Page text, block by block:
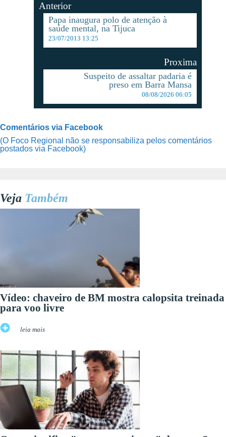
Anterior
Papa inaugura polo de atenção à
saúde mental, na Tijuca
23/07/2013 13:25
Proxima
Suspeito de assaltar padaria é
preso em Barra Mansa
08/08/2026 06:05
Comentários via Facebook
(O Foco Regional não se responsabiliza pelos comentários
postados via Facebook)
Veja Também
Vídeo: chaveiro de BM mostra calopsita treinada
para voo livre
leia mais